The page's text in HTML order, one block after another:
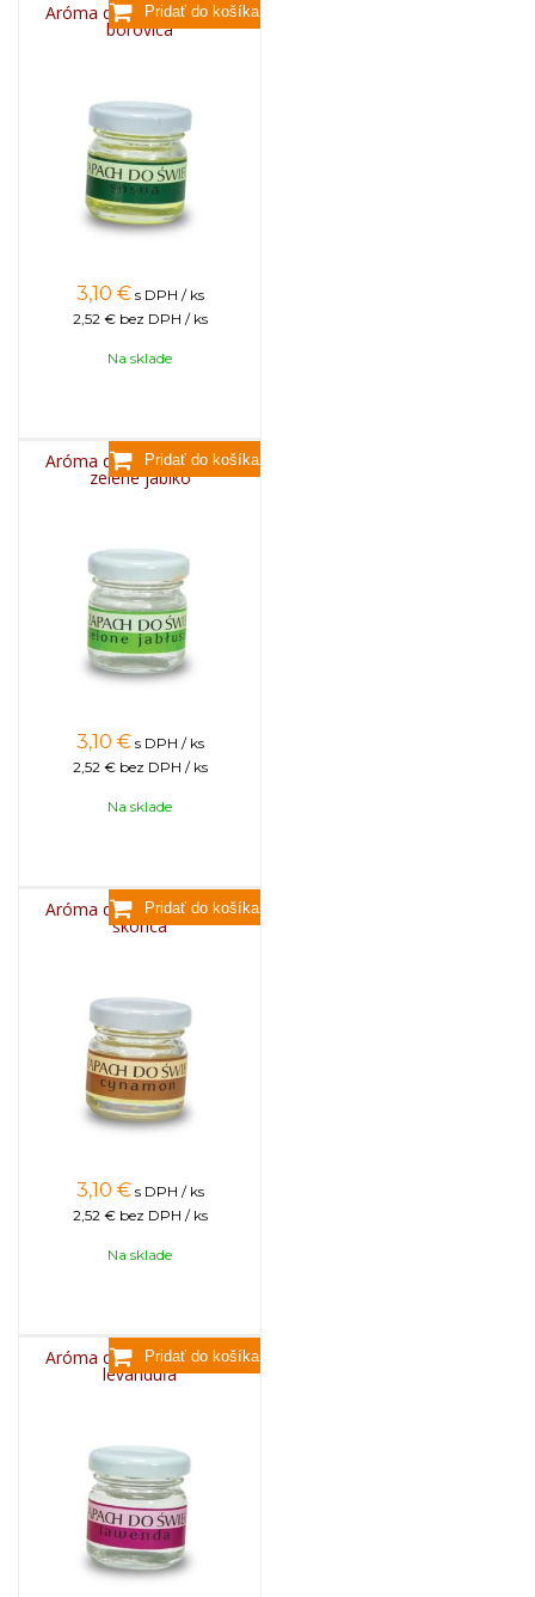
Aróma do sviečok, 25g -
borovica
3,10 € s DPH / ks
2,52 € bez DPH / ks
Na sklade
Aróma do sviečok, 25g -
zelené jablko
3,10 € s DPH / ks
2,52 € bez DPH / ks
Na sklade
Aróma do sviečok, 25g -
škorica
3,10 € s DPH / ks
2,52 € bez DPH / ks
Na sklade
Aróma do sviečok, 25g -
levanduľa